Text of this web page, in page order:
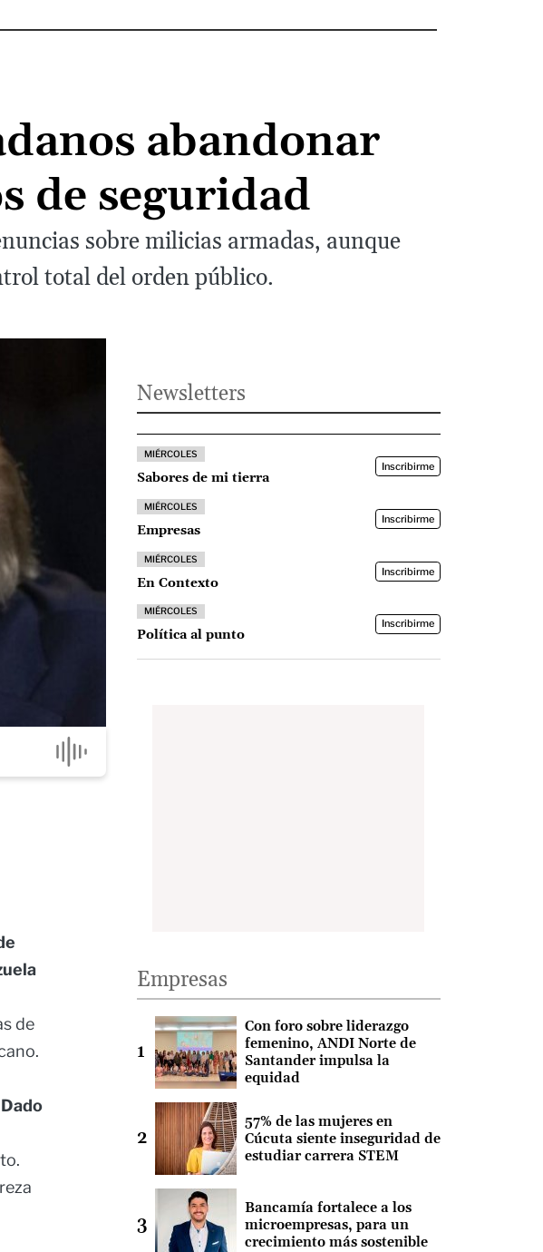
abandonar
de seguridad
sobre milicias armadas, aunque
total del orden público.
de
Newsletters
MIÉRCOLES
Sabores de mi tierra
Inscribirme
MIÉRCOLES
Empresas
Inscribirme
MIÉRCOLES
En Contexto
Inscribirme
MIÉRCOLES
Política al punto
Inscribirme
Empresas
Con foro sobre liderazgo
femenino, ANDI Norte de
Santander impulsa la
equidad
57% de las mujeres en
Cúcuta siente inseguridad de
estudiar carrera STEM
Bancamía fortalece a los
microempresas, para un
crecimiento más sostenible